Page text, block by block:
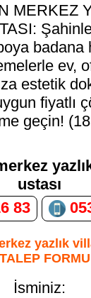
MERKEZ
badana
ev,
estetik
fiyatlı
geçin!
ustası
83
yazlık
TALEP FORMU
İsminiz: